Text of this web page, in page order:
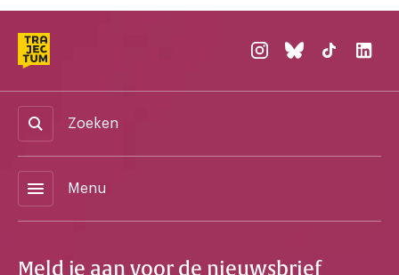
Zoeken
menu Menu
Meld je aan voor de nieuwsbrief